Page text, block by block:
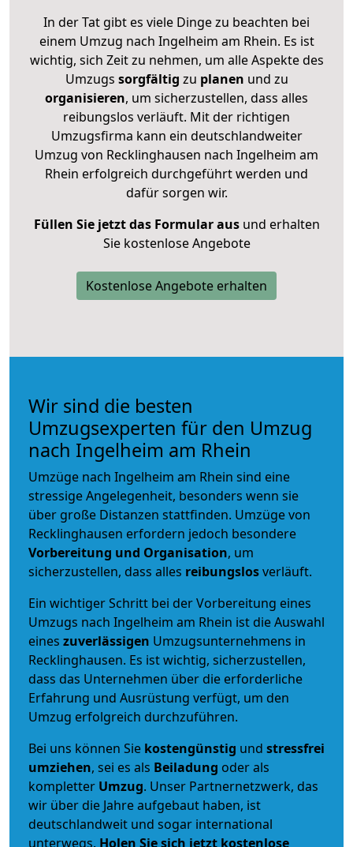
In der Tat gibt es viele Dinge zu beachten bei
einem Umzug nach Ingelheim am Rhein. Es ist
wichtig, sich Zeit zu nehmen, um alle Aspekte des
Umzugs sorgfältig zu planen und zu
organisieren, um sicherzustellen, dass alles
reibungslos verläuft. Mit der richtigen
Umzugsfirma kann ein deutschlandweiter
Umzug von Recklinghausen nach Ingelheim am
Rhein erfolgreich durchgeführt werden und
dafür sorgen wir.
Füllen Sie jetzt das Formular ausund erhalten
Sie kostenlose Angebote
Kostenlose Angebote erhalten
Wir sind die besten
Umzugsexperten für den Umzug
nach Ingelheim am Rhein
Umzüge nach Ingelheim am Rhein sind eine
stressige Angelegenheit, besonders wenn sie
über große Distanzen stattfinden. Umzüge von
Recklinghausen erfordern jedoch besondere
Vorbereitung und Organisation, um
sicherzustellen, dass alles reibungslosverläuft.
Ein wichtiger Schritt bei der Vorbereitung eines
Umzugs nach Ingelheim am Rhein ist die Auswahl
eines zuverlässigen Umzugsunternehmens in
Recklinghausen. Es ist wichtig, sicherzustellen,
dass das Unternehmen über die erforderliche
Erfahrung und Ausrüstung verfügt, um den
Umzug erfolgreich durchzuführen.
Bei uns können Sie kostengünstig und stressfrei
umziehen, sei es als Beiladung oder als
kompletter Umzug. Unser Partnernetzwerk, das
wir über die Jahre aufgebaut haben, ist
deutschlandweit und sogar international
unterwegs. Holen Sie sich jetzt kostenlose